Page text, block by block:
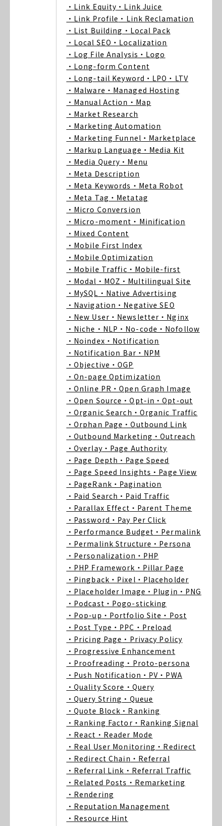
・Link Equity ・Link Juice
・Link Profile ・Link Reclamation
・List Building ・Local Pack
・Local SEO ・Localization
・Log File Analysis ・Logo
・Long-form Content
・Long-tail Keyword ・LPO ・LTV
・Malware ・Managed Hosting
・Manual Action ・Map
・Market Research
・Marketing Automation
・Marketing Funnel ・Marketplace
・Markup Language ・Media Kit
・Media Query ・Menu
・Meta Description
・Meta Keywords ・Meta Robot
・Meta Tag ・Metatag
・Micro Conversion
・Micro-moment ・Minification
・Mixed Content
・Mobile First Index
・Mobile Optimization
・Mobile Traffic ・Mobile-first
・Modal ・MOZ ・Multilingual Site
・MySQL ・Native Advertising
・Navigation ・Negative SEO
・New User ・Newsletter ・Nginx
・Niche ・NLP ・No-code ・Nofollow
・Noindex ・Notification
・Notification Bar ・NPM
・Objective ・OGP
・On-page Optimization
・Online PR ・Open Graph Image
・Open Source ・Opt-in ・Opt-out
・Organic Search ・Organic Traffic
・Orphan Page ・Outbound Link
・Outbound Marketing ・Outreach
・Overlay ・Page Authority
・Page Depth ・Page Speed
・Page Speed Insights ・Page View
・PageRank ・Pagination
・Paid Search ・Paid Traffic
・Parallax Effect ・Parent Theme
・Password ・Pay Per Click
・Performance Budget ・Permalink
・Permalink Structure ・Persona
・Personalization ・PHP
・PHP Framework ・Pillar Page
・Pingback ・Pixel ・Placeholder
・Placeholder Image ・Plugin ・PNG
・Podcast ・Pogo-sticking
・Pop-up ・Portfolio Site ・Post
・Post Type ・PPC ・Preload
・Pricing Page ・Privacy Policy
・Progressive Enhancement
・Proofreading ・Proto-persona
・Push Notification ・PV ・PWA
・Quality Score ・Query
・Query String ・Queue
・Quote Block ・Ranking
・Ranking Factor ・Ranking Signal
・React ・Reader Mode
・Real User Monitoring ・Redirect
・Redirect Chain ・Referral
・Referral Link ・Referral Traffic
・Related Posts ・Remarketing
・Rendering
・Reputation Management
・Resource Hint